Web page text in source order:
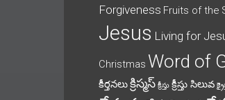
Forgiveness Fruits of the
Jesus Living for
Christmas Word of
కీర్తనలుక్రిస్మస్ క్రీస్తు క్రీస్తు సిలువ